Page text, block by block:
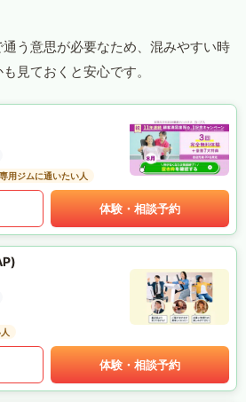
う意思が必要なため、混みやすい時
見ておくと安心です。
用ジムに通いたい人
体験・相談予約
体験・相談予約